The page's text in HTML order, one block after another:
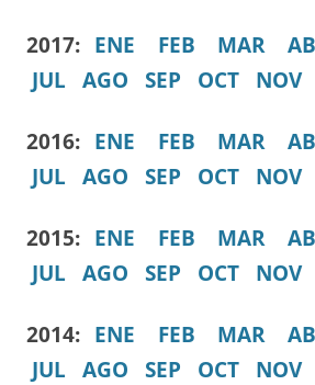
2017: ENE FEB MAR
JUL
AGO SEP OCT NOV
2016: ENE FEB MAR
JUL
AGO SEP OCT NOV
2015: ENE FEB MAR
JUL
AGO SEP OCT NOV
2014: ENE FEB MAR
JUL
AGO SEP OCT NOV